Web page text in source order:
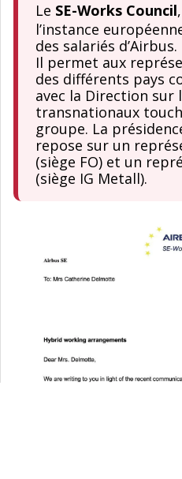
Le SE-Works Council
l’instance
des salariés d’Airbus.
​Il permet aux
des différents pays
avec la Direction sur
transnationaux
groupe. La
repose sur un
(siège FO) et un
(siège IG Metall).